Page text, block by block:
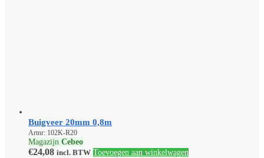
Buigveer 20mm 0,8m
Artnr: 102K-R20
Magazijn Cebeo
€24,08 incl. BTW Toevoegen aan winkelwagen